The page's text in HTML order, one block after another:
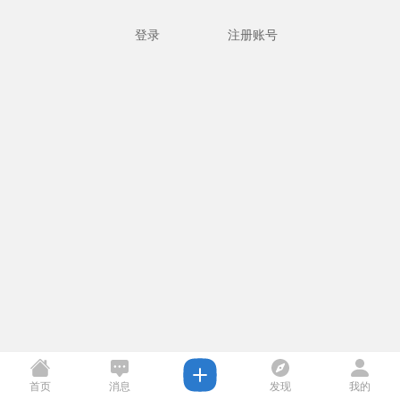
登录 注册账号
首页 消息 发现 我的